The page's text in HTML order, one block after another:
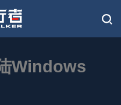
Windows